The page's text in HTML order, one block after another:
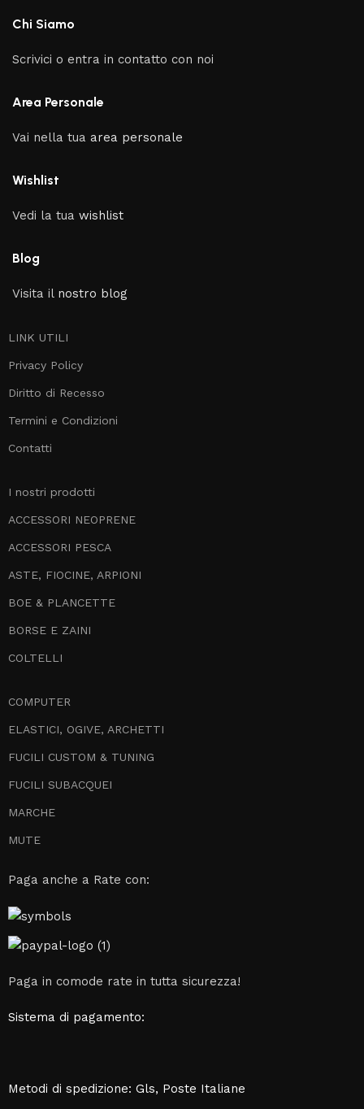
Chi Siamo
Scrivici o entra in contatto con noi
Area Personale
Vai nella tua area personale
Wishlist
Vedi la tuawishlist
Blog
Visita il nostro blog
LINK UTILI
Privacy Policy
Diritto di Recesso
Termini e Condizioni
Contatti
I nostri prodotti
ACCESSORI NEOPRENE
ACCESSORI PESCA
ASTE, FIOCINE, ARPIONI
BOE & PLANCETTE
BORSE E ZAINI
COLTELLI
COMPUTER
ELASTICI, OGIVE, ARCHETTI
FUCILI CUSTOM & TUNING
FUCILI SUBACQUEI
MARCHE
MUTE
Paga anche a Rate con:
Paga in comode rate in tutta sicurezza!
Sistema di pagamento:
Metodi di spedizione: Gls, Poste Italiane